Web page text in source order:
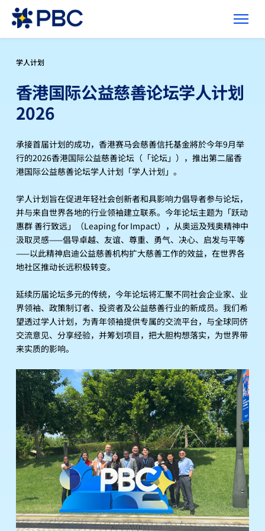
学人计划
香港国际公益慈善论坛学人计划
2026
承接首届计划的成功，香港赛马会慈善信托基金將於今年9月举
行的2026香港国际公益慈善论坛（「论坛」），推出第二届香
港国际公益慈善论坛学人计划「学人计划」。
学人计划旨在促进年轻社会创新者和具影响力倡导者参与论坛，
并与来自世界各地的行业领袖建立联系。今年论坛主题为「跃动
惠群 善行致远」（Leaping for Impact），从奥运及残奥精神中
汲取灵感——倡导卓越、友谊、尊重、勇气、决心、启发与平等
——以此精神启迪公益慈善机构扩大慈善工作的效益，在世界各
地社区推动长远积极转变。
延续历届论坛多元的传统，今年论坛将汇聚不同社会企业家、业
界领袖、政策制订者、投资者及公益慈善行业的新成员。我们希
望透过学人计划，为青年领袖提供专属的交流平台，与全球同侪
交流意见、分享经验，并筹划项目，把大胆构想落实，为世界带
来实质的影响。